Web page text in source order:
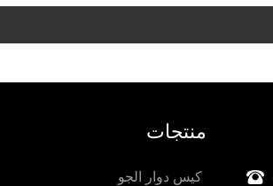
منتجات
كيس دوار الجو